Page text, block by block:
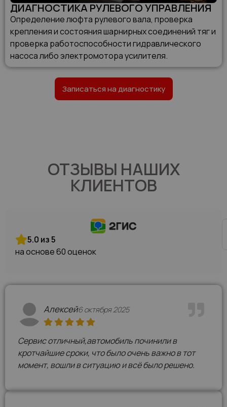
ДИАГНОСТИКА РУЛЕВОГО УПРАВЛЕНИЯ
Определение люфта рулевого вала, проверка
крепления и состояния шарнирных соединений тяг и
проверка работоспособности гидравлического
насоса либо электромотора усилителя.
Записаться на диагностику
ОТЗЫВЫ НАШИХ
КЛИЕНТОВ
5.0 из 5
на основе 60 оценок
Алексей6 октября 2025
Сервис отличный,автомобиль починили в
кротчайшие сроки, что было очень важно в тот
момент, вошли в ситуацию и всё было решено.